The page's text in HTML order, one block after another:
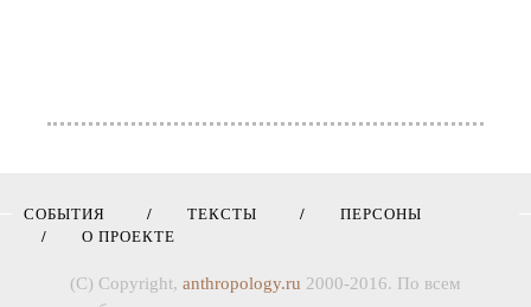
СОБЫТИЯ ТЕКСТЫ
ПЕРСОНЫ
О ПРОЕКТЕ
(C) Copyright, anthropology.ru 2000-2016. По всем